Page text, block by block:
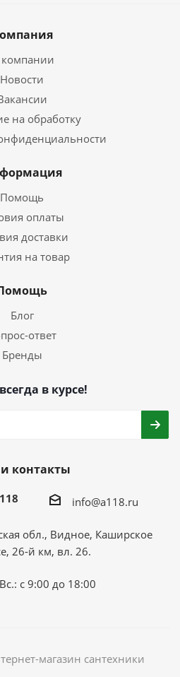
Новости
на обработку
Помощь
оплаты
доставки
на товар
Блог
ответ
Бренды
в курсе!
контакты
info@a118.ru
обл., Видное, Каширское
26-й км, вл. 26.
с 9:00 до 18:00
магазин сантехники